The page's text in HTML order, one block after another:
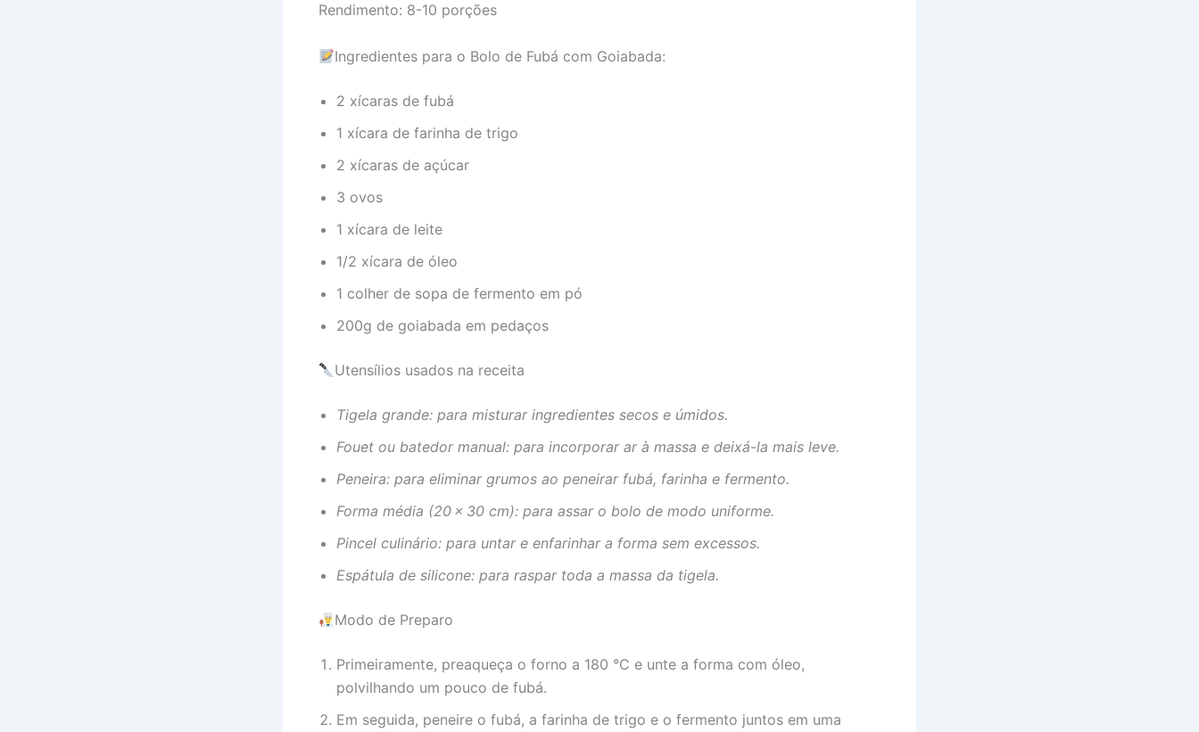
Rendimento: 8-10 porções
Ingredientes para o Bolo de Fubá com Goiabada:
2 xícaras de fubá
1 xícara de farinha de trigo
2 xícaras de açúcar
3 ovos
1 xícara de leite
1/2 xícara de óleo
1 colher de sopa de fermento em pó
200g de goiabada em pedaços
Utensílios usados na receita
Tigela grande: para misturar ingredientes secos e úmidos.
Fouet ou batedor manual: para incorporar ar à massa e deixá-la mais leve.
Peneira: para eliminar grumos ao peneirar fubá, farinha e fermento.
Forma média (20 × 30 cm): para assar o bolo de modo uniforme.
Pincel culinário: para untar e enfarinhar a forma sem excessos.
Espátula de silicone: para raspar toda a massa da tigela.
Modo de Preparo
Primeiramente, preaqueça o forno a 180 °C e unte a forma com óleo,
polvilhando um pouco de fubá.
Em seguida, peneire o fubá, a farinha de trigo e o fermento juntos em uma